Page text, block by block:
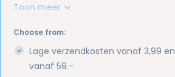
Toon meer
Choose from:
Lage verzendkosten vanaf 3,99 en
vanaf 59.-